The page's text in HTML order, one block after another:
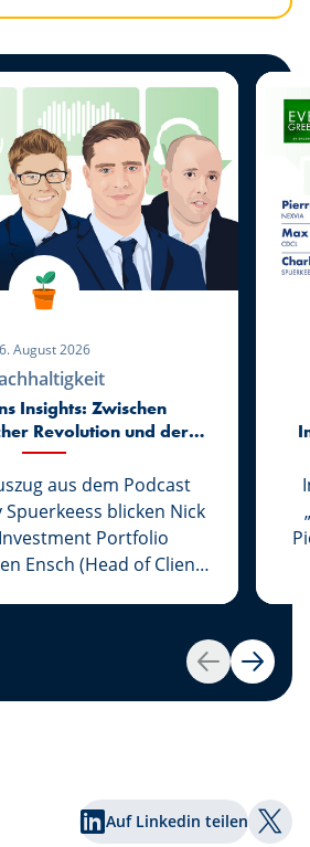
ZurückWeiter
6. August 2026
Insights: Zwischen
Revolution und der
Realität der Märkte
aus dem Podcast
Spuerkeess blicken Nick
Portfolio
Ensch (Head of Client
Monate des Jahres
Intelligenz,
geldpolitischen
Spannungen hielten die
erneut zahlreicheAuf Linkedin teilen Auf